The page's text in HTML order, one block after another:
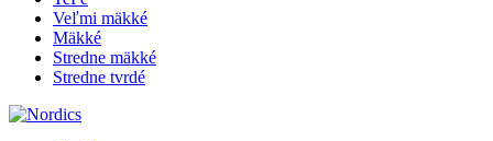
Veľmi mäkké
Mäkké
Stredne mäkké
Stredne tvrdé